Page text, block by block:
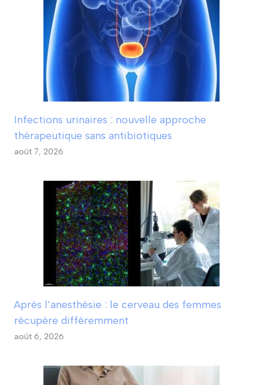
Infections urinaires : nouvelle approche
thérapeutique sans antibiotiques
août 7, 2026
Après l’anesthésie : le cerveau des femmes
récupère différemment
août 6, 2026